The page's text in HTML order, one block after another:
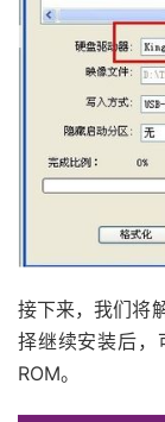
接下来，我们将
择继续安装后
ROM。